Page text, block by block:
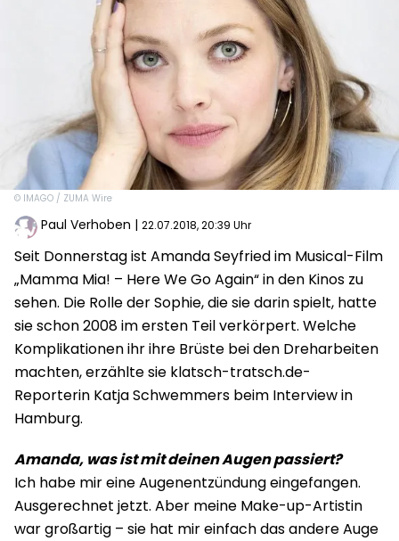
© IMAGO / ZUMA Wire
Paul Verhoben | 22.07.2018, 20:39 Uhr
Seit Donnerstag ist Amanda Seyfried im Musical-Film
„Mamma Mia! – Here We Go Again“ in den Kinos zu
sehen. Die Rolle der Sophie, die sie darin spielt, hatte
sie schon 2008 im ersten Teil verkörpert. Welche
Komplikationen ihr ihre Brüste bei den Dreharbeiten
machten, erzählte sie klatsch-tratsch.de-
Reporterin Katja Schwemmers beim Interview in
Hamburg.
Amanda, was ist mit deinen Augen passiert?
Ich habe mir eine Augenentzündung eingefangen.
Ausgerechnet jetzt. Aber meine Make-up-Artistin
war großartig – sie hat mir einfach das andere Auge